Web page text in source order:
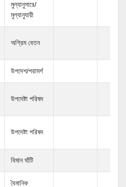
মুল্যানুসারে/
মুল্যানুযায়ী
অগ্রিম বেতন
উপদেশ/পরামর্শ
উপদেষ্টা পরিষদ
উপদেষ্টা পরিষদ
বিমান ঘাঁটি
বৈমানিক